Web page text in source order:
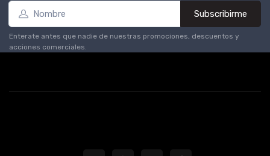
Subscribirme
Enterate antes que nadie de nuestras promociones, descuentos y
acciones comerciales.